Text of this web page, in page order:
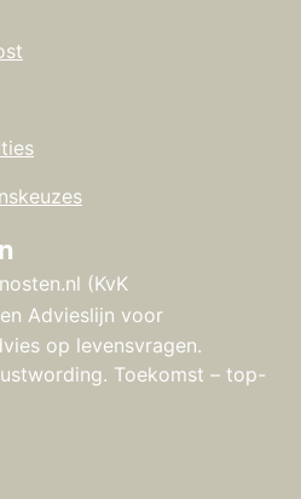
(KvK
Advieslijn voor
op levensvragen.
Toekomst – top-